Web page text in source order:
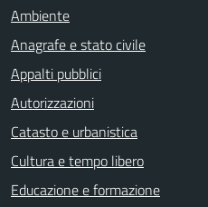
Ambiente
Anagrafe e stato civile
Appalti pubblici
Autorizzazioni
Catasto e urbanistica
Cultura e tempo libero
Educazione e formazione